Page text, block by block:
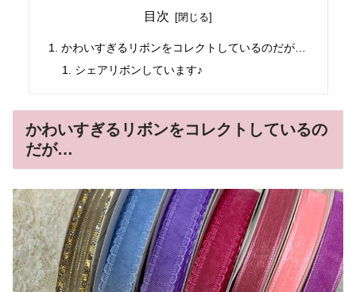
目次
かわいすぎるリボンをコレクトしているのだが…
シェアリボンしています♪
かわいすぎるリボンをコレクトしているの
だが…